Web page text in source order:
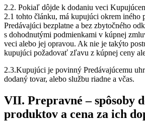
2.2. Pokiaľ dôjde k dodaniu veci
2.1 tohto článku, má kupujúci okrem iného
Predávajúci bezplatne a bez zbytočného
s dohodnutými podmienkami v kúpnej
veci alebo jej opravou. Ak nie je takýto
kupujúci požadovať zľavu z kúpnej ceny
2.3.Kupujúci je povinný Predávajúcemu
dodaný tovar, alebo službu riadne a včas.
VII. Prepravné – spôsoby
produktov a cena za ich